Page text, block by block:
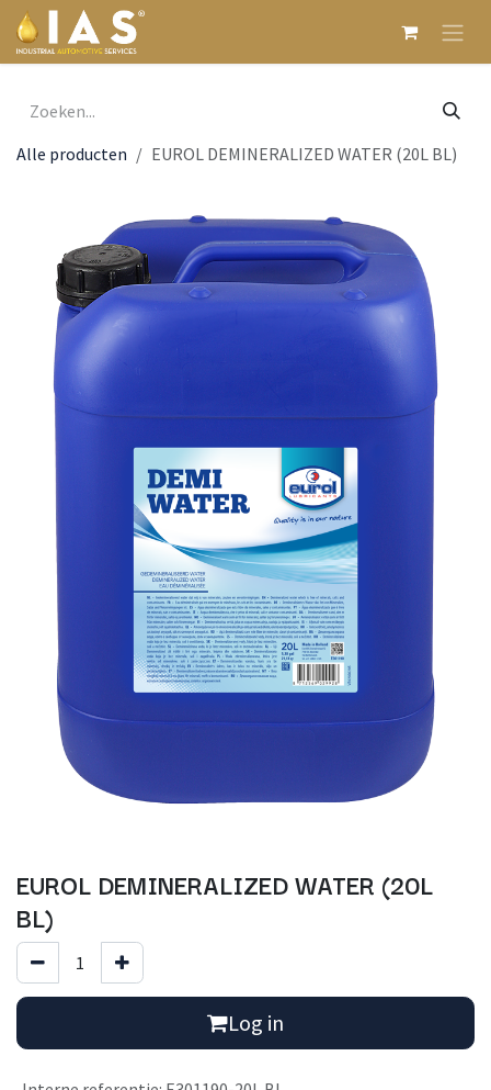
Overslaan naar inhoud
Alle producten EUROL DEMINERALIZED WATER (20L BL)
EUROL DEMINERALIZED WATER (20L
BL)
Log in